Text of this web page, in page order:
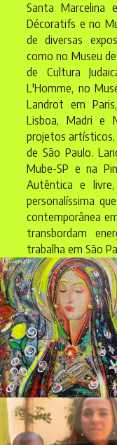
Santa Marcelina
Décoratifs e no
de diversas
como no Museu
de Cultura
L'Homme, no
Landrot em
Lisboa, Madri e
projetos artísticos,
de São Paulo.
Mube-SP e na
Autêntica e livre,
personalíssima
contemporânea
transbordam
trabalha em São